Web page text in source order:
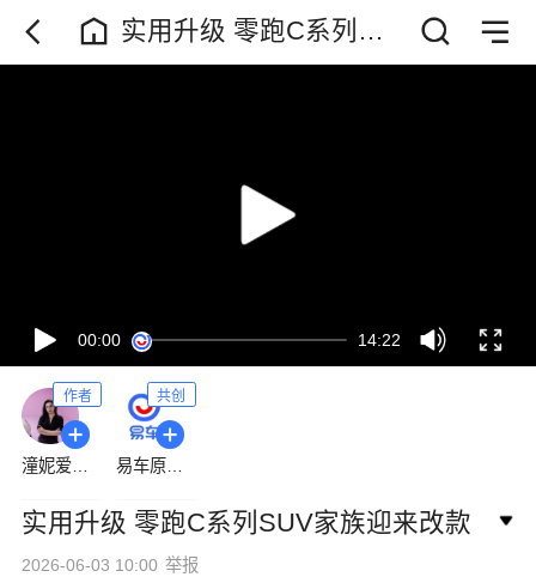
实用升级 零跑C系列
SUV家族迎来改款
00:00 14:22
作者
潼妮爱开车
共创
易车原创频道
实用升级 零跑C系列SUV家族迎来改款
2026-06-03 10:00 举报